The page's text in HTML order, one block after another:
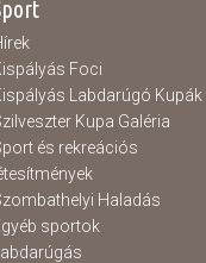
Foci
Labdarúgó Kupák
Kupa Galéria
és rekreációs
Haladás
sportok
Labdarúgás